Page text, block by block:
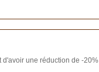
une réduction de -20%